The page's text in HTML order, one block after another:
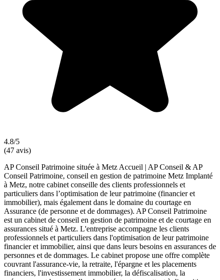
4.8/5
(47 avis)
AP Conseil Patrimoine située à Metz Accueil | AP Conseil & AP
Conseil Patrimoine, conseil en gestion de patrimoine Metz Implanté
à Metz, notre cabinet conseille des clients professionnels et
particuliers dans l’optimisation de leur patrimoine (financier et
immobilier), mais également dans le domaine du courtage en
Assurance (de personne et de dommages). AP Conseil Patrimoine
est un cabinet de conseil en gestion de patrimoine et de courtage en
assurances situé à Metz. L'entreprise accompagne les clients
professionnels et particuliers dans l'optimisation de leur patrimoine
financier et immobilier, ainsi que dans leurs besoins en assurances de
personnes et de dommages. Le cabinet propose une offre complète
couvrant l'assurance-vie, la retraite, l'épargne et les placements
financiers, l'investissement immobilier, la défiscalisation, la